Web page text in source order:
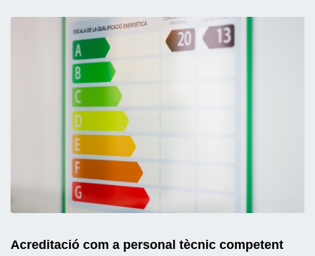
Acreditació com a personal tècnic competent